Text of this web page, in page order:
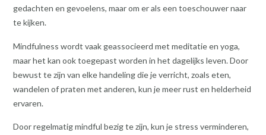
gedachten en gevoelens, maar om er als een toeschouwer naar
te kijken.
Mindfulness wordt vaak geassocieerd met meditatie en yoga,
maar het kan ook toegepast worden in het dagelijks leven. Door
bewust te zijn van elke handeling die je verricht, zoals eten,
wandelen of praten met anderen, kun je meer rust en helderheid
ervaren.
Door regelmatig mindful bezig te zijn, kun je stress verminderen,